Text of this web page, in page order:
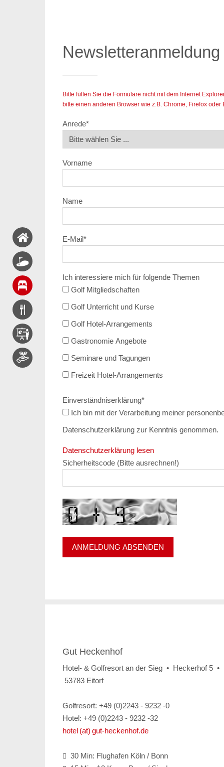
Newsletteranmeldung
Bitte füllen Sie die Formulare nicht mit dem Internet
bitte einen anderen Browser wie z.B. Chrome, Firefox oder
Anrede*
Vorname
Name
E-Mail*
Ich interessiere mich für folgende Themen
Golf Mitgliedschaften
Golf Unterricht und Kurse
Golf Hotel-Arrangements
Gastronomie Angebote
Seminare und Tagungen
Freizeit Hotel-Arrangements
Einverständniserklärung*
Ich bin mit der Verarbeitung meiner personenbezogenen Daten einverstanden und habe die
Datenschutzerklärung zur Kenntnis genommen.
Datenschutzerklärung lesen
Sicherheitscode (Bitte ausrechnen!)
Gut Heckenhof
Hotel- & Golfresort an der Sieg • Heckerhof 5 •
53783 Eitorf
Golfresort: +49 (0)2243 - 9232 -0
Hotel: +49 (0)2243 - 9232 -32
hotel (at) gut-heckenhof.de
 30 Min: Flughafen Köln / Bonn